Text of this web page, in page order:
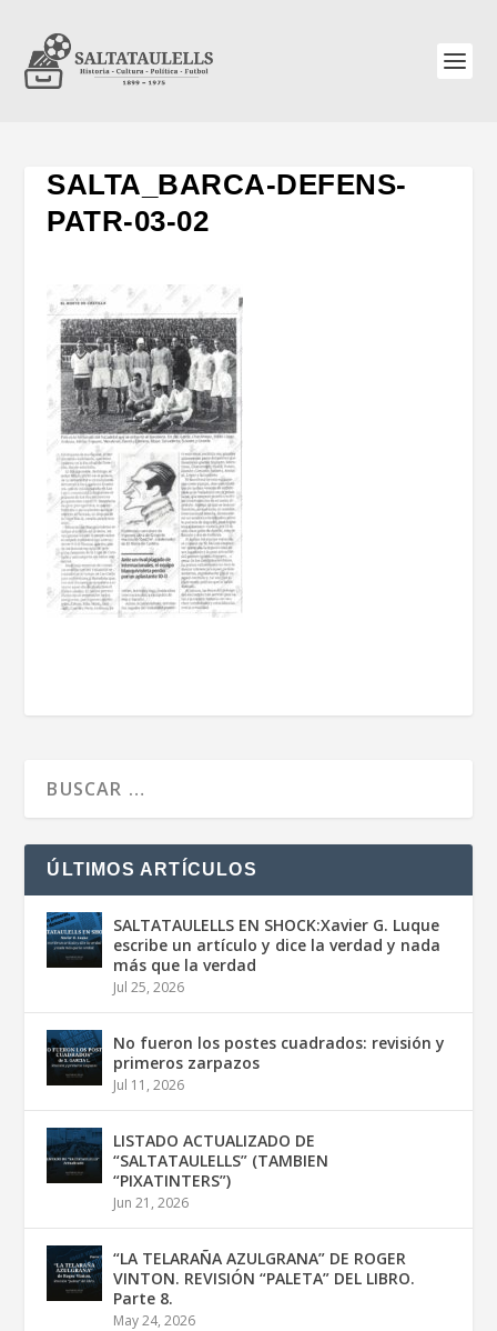
SALTA_BARCA-DEFENS-
PATR-03-02
ÚLTIMOS ARTÍCULOS
SALTATAULELLS EN SHOCK:Xavier G. Luque
escribe un artículo y dice la verdad y nada
más que la verdad
Jul 25, 2026
No fueron los postes cuadrados: revisión y
primeros zarpazos
Jul 11, 2026
LISTADO ACTUALIZADO DE
“SALTATAULELLS” (TAMBIEN
“PIXATINTERS”)
Jun 21, 2026
“LA TELARAÑA AZULGRANA” DE ROGER
VINTON. REVISIÓN “PALETA” DEL LIBRO.
Parte 8.
May 24, 2026